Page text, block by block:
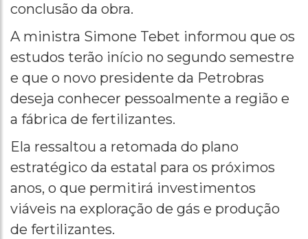
conclusão da obra.
A ministra Simone Tebet informou que os
estudos terão início no segundo semestre
e que o novo presidente da Petrobras
deseja conhecer pessoalmente a região e
a fábrica de fertilizantes.
Ela ressaltou a retomada do plano
estratégico da estatal para os próximos
anos, o que permitirá investimentos
viáveis na exploração de gás e produção
de fertilizantes.